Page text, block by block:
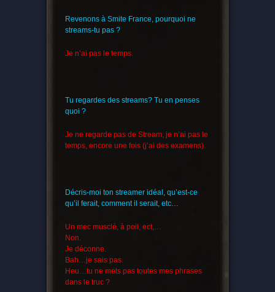
Revenons à Smite France, pourquoi ne
streams-tu pas ?
Je n’ai pas le temps.
Tu regardes des streams? Tu en penses
quoi ?
Je ne regarde pas de Stream, je n’ai pas le
temps, encore une fois (j’ai des examens).
Décris-moi ton streamer idéal, qu’est-ce
qu’il ferait, comment il serait, etc…
Un mec musclé, à poil, ect,…
Non.
Je déconne.
Bah…je sais pas.
Heu…tu ne mets pas toutes mes phrases
dans le truc ?